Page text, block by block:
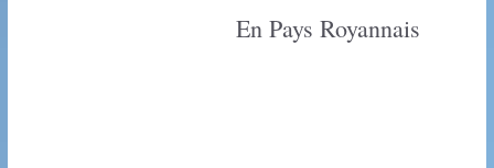
En Pays Royannais